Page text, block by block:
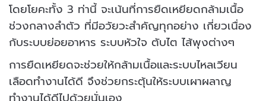
โดยโยคะทั้ง 3 ท่านี้ จะเน้นที่การยืดเหยียดกล้ามเนื้อ
ช่วงกลางลำตัว ที่มีอวัยวะสำคัญทุกอย่าง เกี่ยวเนื่อง
กับระบบย่อยอาหาร ระบบหัวใจ ตับไต ไส้พุงต่างๆ
การยืดเหยียดจะช่วยให้กล้ามเนื้อและระบบไหลเวียน
เลือดทำงานได้ดี จึงช่วยกระตุ้นให้ระบบเผาผลาญ